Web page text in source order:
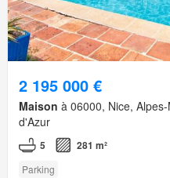
2 195 000 €
Maison à 06000, Nice,
d'Azur
5 281 m²
Parking